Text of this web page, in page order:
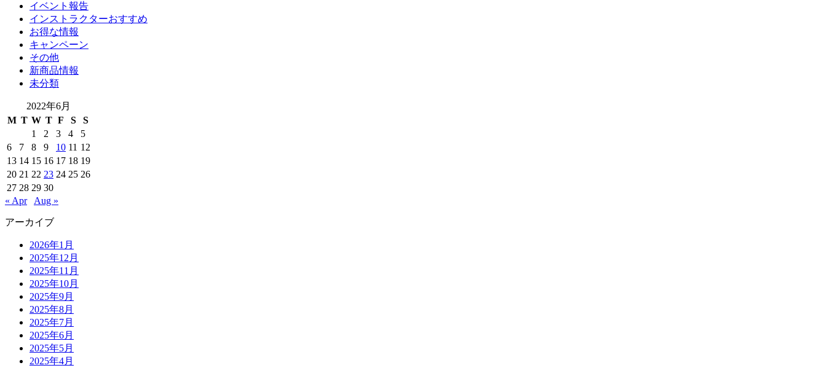
イベント報告
インストラクターおすすめ
お得な情報
キャンペーン
その他
新商品情報
未分類
2022年6月
M T W T F S
S
1
2 3 4
5
6
7 8 9 10 11 12
13 14 15 16 17 18 19
20 21 22 23 24 25 26
27 28 29 30
« Apr
Aug »
アーカイブ
2026年1月
2025年12月
2025年11月
2025年10月
2025年9月
2025年8月
2025年7月
2025年6月
2025年5月
2025年4月